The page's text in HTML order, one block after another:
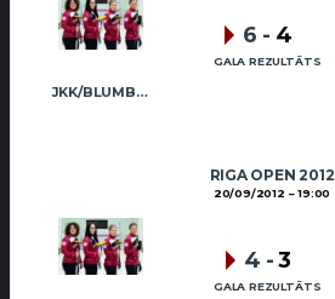
JKK/BLUMBERGA-BĒRZIŅA
6 - 4
GALA REZULTĀTS
RIGA OPEN 2012
20/09/2012 19:00
4 -3
GALA REZULTĀTS